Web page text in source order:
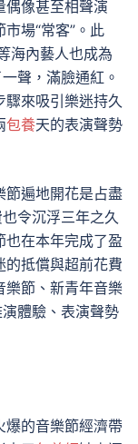
偶像甚至相聲演
場“常客”。此
海內藝人也成為
聲，滿臉通紅。
來吸引樂迷持久
包養天的表演聲勢
節遍地開花是占盡
令沉浮三年之久
也在本年完成了盈
的抵償與超前花費
樂節、新青年音樂
體驗、表演聲勢
爆的音樂節經濟帶